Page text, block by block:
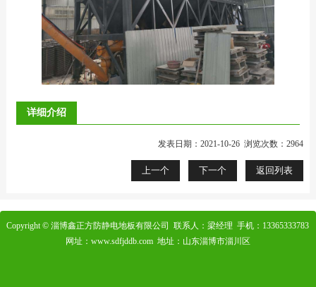
详细介绍
发表日期：2021-10-26 浏览次数：2964
上一个 下一个 返回列表
Copyright © 淄博鑫正方防静电地板有限公司 联系人：梁经理 手机：13365333783
网址：www.sdfjddb.com 地址：山东淄博市淄川区